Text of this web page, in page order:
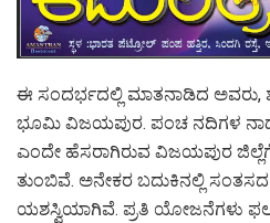
ಈ ಸಂದರ್ಭದಲ್ಲಿ ಮಾತನಾಡಿದ ಅವರು,
ಭೂಮಿ ವಿಜಯಪುರ. ಪಂಚ ನದಿಗಳ
ಎಂದೇ ಹೆಸರಾಗಿರುವ ವಿಜಯಪುರ
ತುಂಬಿವೆ. ಅನೇಕರ ಬದುಕಿನಲ್ಲಿ
ಯಶಸ್ವಿಯಾಗಿವೆ. ಪ್ರತಿ ಯೋಜನೆಗಳು